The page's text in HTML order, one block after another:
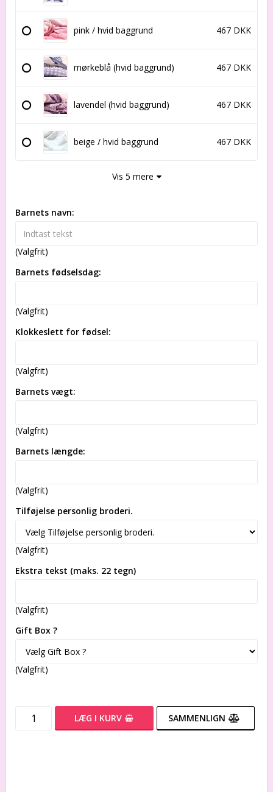
pink / hvid baggrund 467 DKK
mørkeblå (hvid baggrund) 467 DKK
lavendel (hvid baggrund) 467 DKK
beige / hvid baggrund 467 DKK
Vis 5 mere
Barnets navn:
(Valgfrit)
Barnets fødselsdag:
(Valgfrit)
Klokkeslett for fødsel:
(Valgfrit)
Barnets vægt:
(Valgfrit)
Barnets længde:
(Valgfrit)
Tilføjelse personlig broderi.
(Valgfrit)
Ekstra tekst (maks. 22 tegn)
(Valgfrit)
Gift Box ?
(Valgfrit)
LÆG I KURV SAMMENLIGN